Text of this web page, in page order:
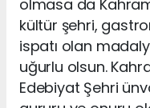
olmasa da
kültür şehri,
ispatı olan
uğurlu olsun.
Edebiyat Şehri